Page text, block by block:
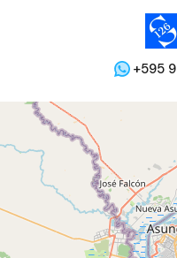
+595